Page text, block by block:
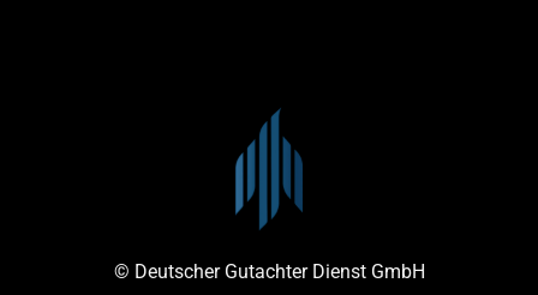
© Deutscher Gutachter Dienst GmbH